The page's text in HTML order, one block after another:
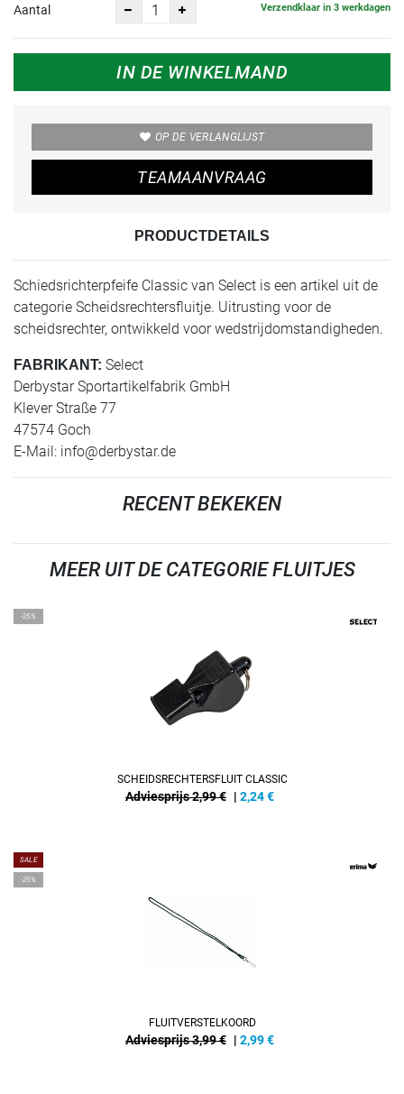
Aantal Verzendklaar in 3 werkdagen
IN DE WINKELMAND
OP DE VERLANGLIJST
TEAMAANVRAAG
PRODUCTDETAILS
Schiedsrichterpfeife Classic van Select is een artikel uit de
categorie Scheidsrechtersfluitje. Uitrusting voor de
scheidsrechter, ontwikkeld voor wedstrijdomstandigheden.
FABRIKANT: Select
Derbystar Sportartikelfabrik GmbH
Klever Straße 77
47574 Goch
E-Mail: info@derbystar.de
RECENT BEKEKEN
MEER UIT DE CATEGORIE FLUITJES
-25%
SCHEIDSRECHTERSFLUIT CLASSIC
Adviesprijs 2,99 € | 2,24€
SALE
-25%
FLUITVERSTELKOORD
Adviesprijs 3,99 € | 2,99€